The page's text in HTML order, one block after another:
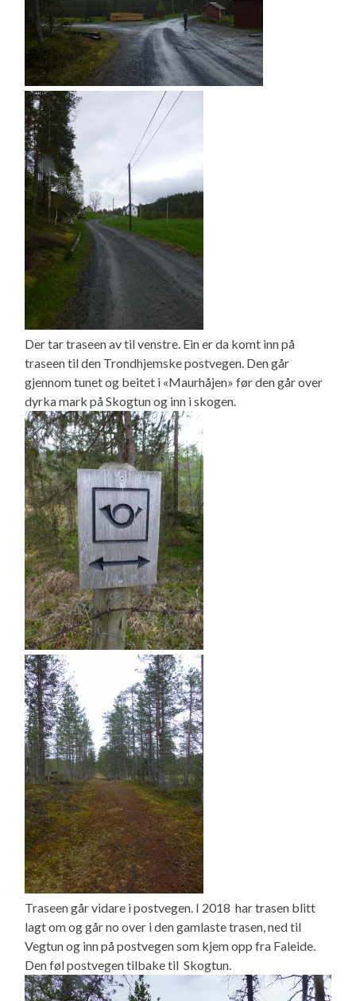
Der tar traseen av til venstre. Ein er da komt inn på
traseen til den Trondhjemske postvegen. Den går
gjennom tunet og beitet i «Maurhåjen» før den går over
dyrka mark på Skogtun og inn i skogen.
Traseen går vidare i postvegen. I 2018 har trasen blitt
lagt om og går no over i den gamlaste trasen, ned til
Vegtun og inn på postvegen som kjem opp fra Faleide.
Den føl postvegen tilbake til Skogtun.